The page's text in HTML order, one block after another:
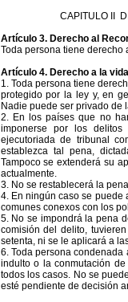
CAPITULO II
Artículo 3. Derecho al
Toda persona tiene
Artículo 4. Derecho a la vida
1. Toda persona tiene
protegido por la ley y, en
Nadie puede ser privado de
2. En los países que no
imponerse por los delitos
ejecutoriada de tribunal
establezca tal pena,
Tampoco se extenderá su
actualmente.
3. No se restablecerá la
4. En ningún caso se puede
comunes conexos con los
5. No se impondrá la pena
comisión del delito,
setenta, ni se le aplicará a
6. Toda persona
indulto o la conmutación
todos los casos. No se
esté pendiente de decisión